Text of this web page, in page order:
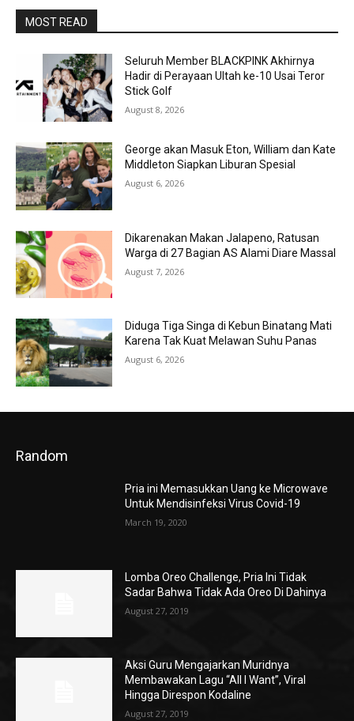
MOST READ
Seluruh Member BLACKPINK Akhirnya
Hadir di Perayaan Ultah ke-10 Usai Teror
Stick Golf
August 8, 2026
George akan Masuk Eton, William dan Kate
Middleton Siapkan Liburan Spesial
August 6, 2026
Dikarenakan Makan Jalapeno, Ratusan
Warga di 27 Bagian AS Alami Diare Massal
August 7, 2026
Diduga Tiga Singa di Kebun Binatang Mati
Karena Tak Kuat Melawan Suhu Panas
August 6, 2026
Random
Pria ini Memasukkan Uang ke Microwave
Untuk Mendisinfeksi Virus Covid-19
March 19, 2020
Lomba Oreo Challenge, Pria Ini Tidak
Sadar Bahwa Tidak Ada Oreo Di Dahinya
August 27, 2019
Aksi Guru Mengajarkan Muridnya
Membawakan Lagu “All I Want”, Viral
Hingga Direspon Kodaline
August 27, 2019